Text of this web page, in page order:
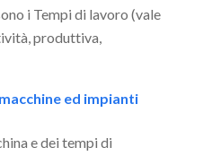
i Tempi di lavoro (vale
produttiva,
ed impianti
e dei tempi di